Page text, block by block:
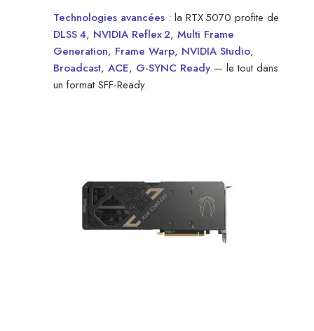
Technologies avancées : la RTX 5070 profite de
DLSS 4, NVIDIA Reflex 2, Multi Frame
Generation, Frame Warp, NVIDIA Studio,
Broadcast, ACE, G-SYNC Ready — le tout dans
un format SFF-Ready.